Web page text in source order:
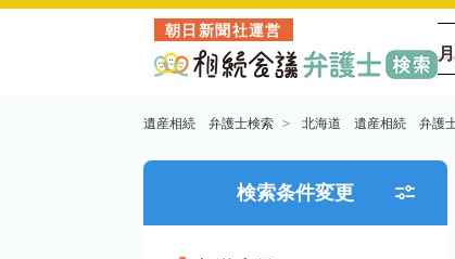
朝日新聞社運営
遺産相続 弁護士検索 北海道 遺産相続 弁護
検索条件変更